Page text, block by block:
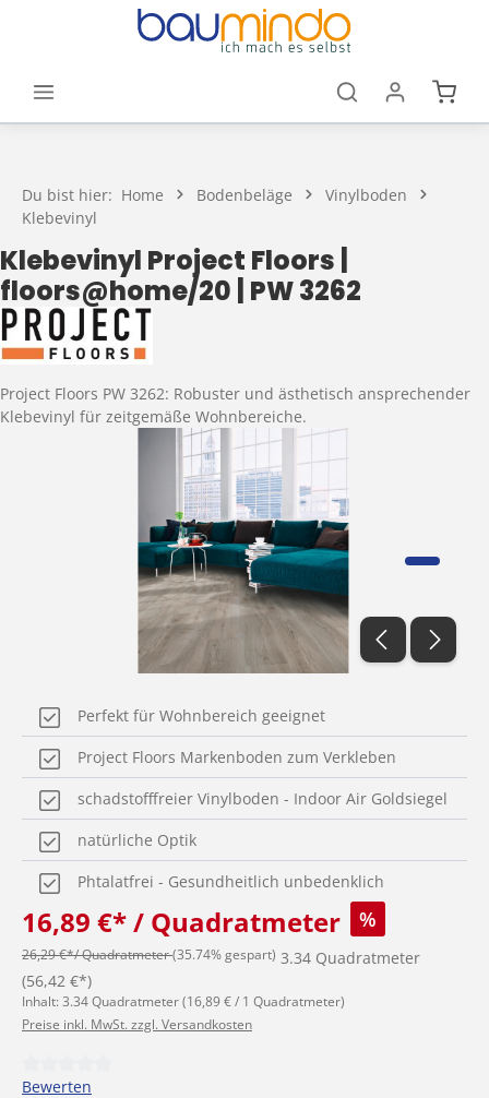
Zum Hauptinhalt springen
Du bist hier: Home Bodenbeläge
Vinylboden
Klebevinyl
Klebevinyl Project Floors |
floors@home/20 | PW 3262
Project Floors PW 3262: Robuster und ästhetisch ansprechender
Klebevinyl für zeitgemäße Wohnbereiche.
Bildergalerie überspringen
Perfekt für Wohnbereich geeignet
Project Floors Markenboden zum Verkleben
schadstofffreier Vinylboden - Indoor Air Goldsiegel
natürliche Optik
Phtalatfrei - Gesundheitlich unbedenklich
16,89 €* / Quadratmeter %
26,29 €*/ Quadratmeter(35.74% gespart) 3.34 Quadratmeter
(56,42 €*)
Inhalt: 3.34 Quadratmeter(16,89 € / 1 Quadratmeter)
Preise inkl. MwSt. zzgl. Versandkosten
Durchschnittliche Bewertung von 0 von 5 Sternen
Bewerten